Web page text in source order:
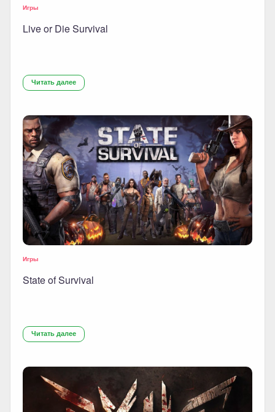
Игры
Live or Die Survival
Читать далее
Игры
State of Survival
Читать далее